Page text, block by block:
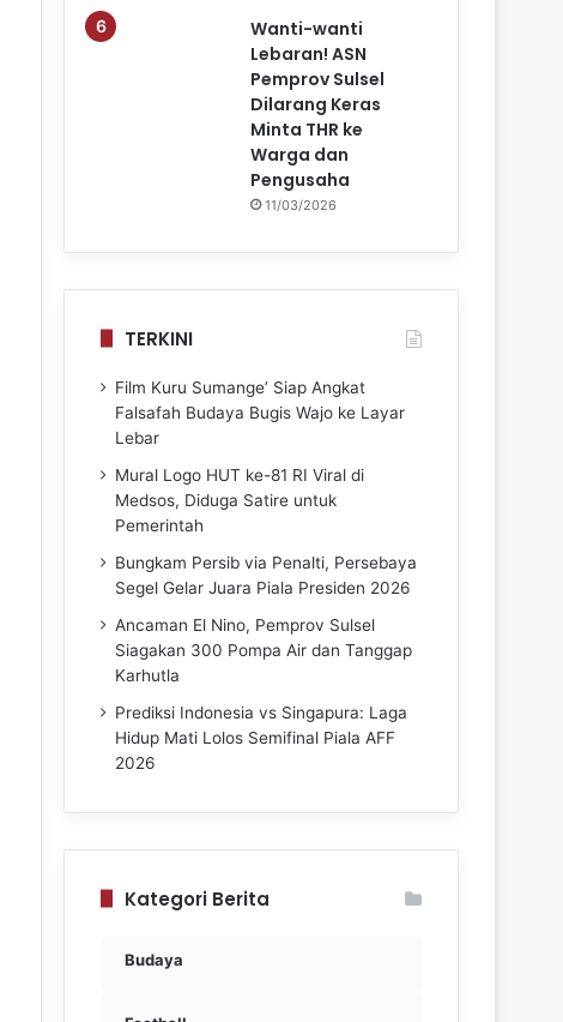
Wanti-wanti
Lebaran! ASN
Pemprov Sulsel
Dilarang Keras
Minta THR ke
Warga dan
Pengusaha
11/03/2026
TERKINI
Film Kuru Sumange’ Siap Angkat
Falsafah Budaya Bugis Wajo ke Layar
Lebar
Mural Logo HUT ke-81 RI Viral di
Medsos, Diduga Satire untuk
Pemerintah
Bungkam Persib via Penalti, Persebaya
Segel Gelar Juara Piala Presiden 2026
Ancaman El Nino, Pemprov Sulsel
Siagakan 300 Pompa Air dan Tanggap
Karhutla
Prediksi Indonesia vs Singapura: Laga
Hidup Mati Lolos Semifinal Piala AFF
2026
Kategori Berita
Budaya